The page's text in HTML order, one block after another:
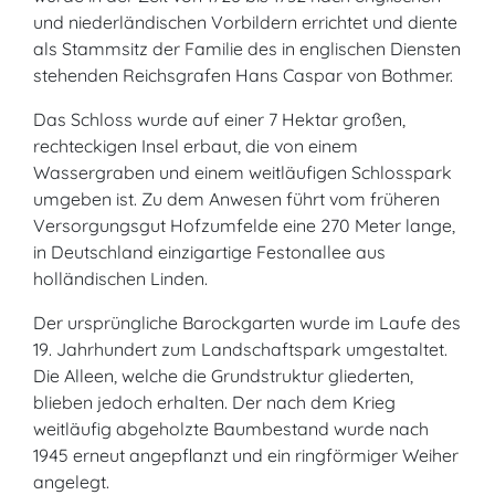
und niederländischen Vorbildern errichtet und diente
als Stammsitz der Familie des in englischen Diensten
stehenden Reichsgrafen Hans Caspar von Bothmer.
Das Schloss wurde auf einer 7 Hektar großen,
rechteckigen Insel erbaut, die von einem
Wassergraben und einem weitläufigen Schlosspark
umgeben ist. Zu dem Anwesen führt vom früheren
Versorgungsgut Hofzumfelde eine 270 Meter lange,
in Deutschland einzigartige Festonallee aus
holländischen Linden.
Der ursprüngliche Barockgarten wurde im Laufe des
19. Jahrhundert zum Landschaftspark umgestaltet.
Die Alleen, welche die Grundstruktur gliederten,
blieben jedoch erhalten. Der nach dem Krieg
weitläufig abgeholzte Baumbestand wurde nach
1945 erneut angepflanzt und ein ringförmiger Weiher
angelegt.